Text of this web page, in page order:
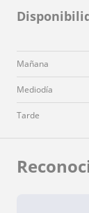
Mañana
Mediodía
Tarde